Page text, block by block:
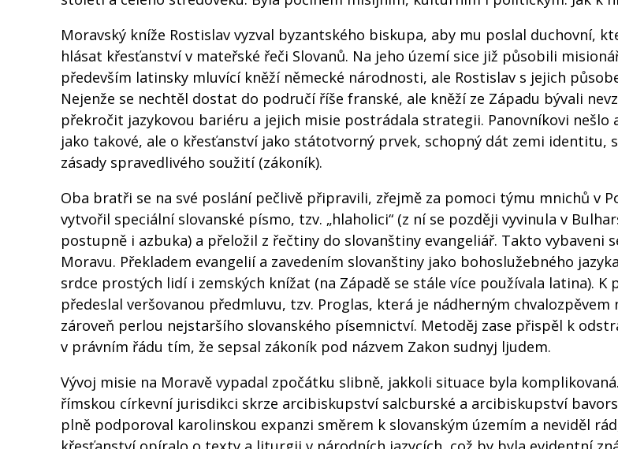
Moravský kníže Rostislav vyzval byzantského biskupa, aby mu poslal duchovní,
hlásat křesťanství v mateřské řeči Slovanů. Na jeho území sice již působili
především latinsky mluvící kněží německé národnosti, ale Rostislav s jejich
Nejenže se nechtěl dostat do područí říše franské, ale kněží ze Západu bývali
překročit jazykovou bariéru a jejich misie postrádala strategii. Panovníkovi nešlo
jako takové, ale o křesťanství jako státotvorný prvek, schopný dát zemi identitu,
zásady spravedlivého soužití (zákoník).
Oba bratři se na své poslání pečlivě připravili, zřejmě za pomoci týmu mnichů v
vytvořil speciální slovanské písmo, tzv. „hlaholici“ (z ní se později vyvinula v
postupně i azbuka) a přeložil z řečtiny do slovanštiny evangeliář. Takto vybaveni
Moravu. Překladem evangelií a zavedením slovanštiny jako bohoslužebného
srdce prostých lidí i zemských knížat (na Západě se stále více používala latina). K
předeslal veršovanou předmluvu, tzv. Proglas, která je nádherným chvalozpěvem
zároveň perlou nejstaršího slovanského písemnictví. Metoděj zase přispěl k
v právním řádu tím, že sepsal zákoník pod názvem Zakon sudnyj ljudem.
Vývoj misie na Moravě vypadal zpočátku slibně, jakkoli situace byla
římskou církevní jurisdikci skrze arcibiskupství salcburské a arcibiskupství
plně podporoval karolinskou expanzi směrem k slovanským územím a neviděl